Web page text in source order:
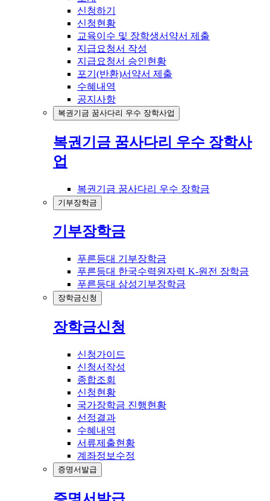
신청하기
신청현황
교육이수 및 장학생서약서 제출
지급요청서 작성
지급요청서 승인현황
포기(반환)서약서 제출
수혜내역
공지사항
복권기금 꿈사다리 우수 장학사업
복권기금 꿈사다리 우수 장학사
업
복권기금 꿈사다리 우수 장학금
기부장학금
기부장학금
푸른등대 기부장학금
푸른등대 한국수력원자력 K-원전 장학금
푸른등대 삼성기부장학금
장학금신청
장학금신청
신청가이드
신청서작성
종합조회
신청현황
국가장학금 진행현황
선정결과
수혜내역
서류제출현황
계좌정보수정
증명서발급